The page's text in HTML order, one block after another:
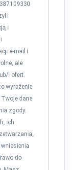
i
e-mail i
ale
i ofert.
wyrażenie
Twoje dane
zgody.
ich
do